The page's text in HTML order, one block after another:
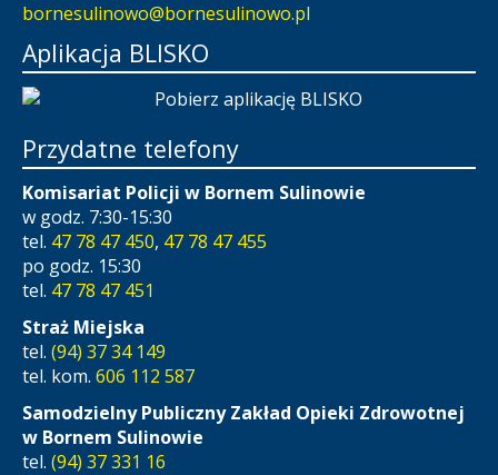
bornesulinowo@bornesulinowo.pl
Aplikacja BLISKO
Przydatne telefony
Komisariat Policji w Bornem Sulinowie
w godz. 7:30-15:30
tel. 47 78 47 450, 47 78 47 455
po godz. 15:30
tel. 47 78 47 451
Straż Miejska
tel. (94) 37 34 149
tel. kom. 606 112 587
Samodzielny Publiczny Zakład Opieki Zdrowotnej
w Bornem Sulinowie
tel. (94) 37 331 16